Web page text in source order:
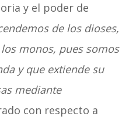
y el poder de
de los dioses,
monos, pues somos
y que extiende su
mediante
con respecto a